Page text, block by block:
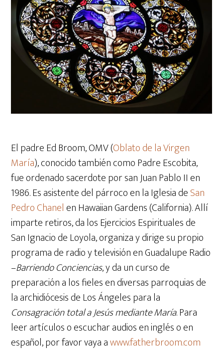
El padre Ed Broom, OMV (Oblato de la Virgen
María), conocido también como Padre Escobita,
fue ordenado sacerdote por san Juan Pablo II en
1986. Es asistente del párroco en la Iglesia deSan
Pedro Chanel en Hawaiian Gardens (California). Allí
imparte retiros, da los Ejercicios Espirituales de
San Ignacio de Loyola, organiza y dirige su propio
programa de radio y televisión en Guadalupe Radio
–Barriendo Conciencias, y da un curso de
preparación a los fieles en diversas parroquias de
la archidiócesis de Los Ángeles para la
Consagración total a Jesús mediante María. Para
leer artículos o escuchar audios en inglés o en
español, por favor vaya awww.fatherbroom.com